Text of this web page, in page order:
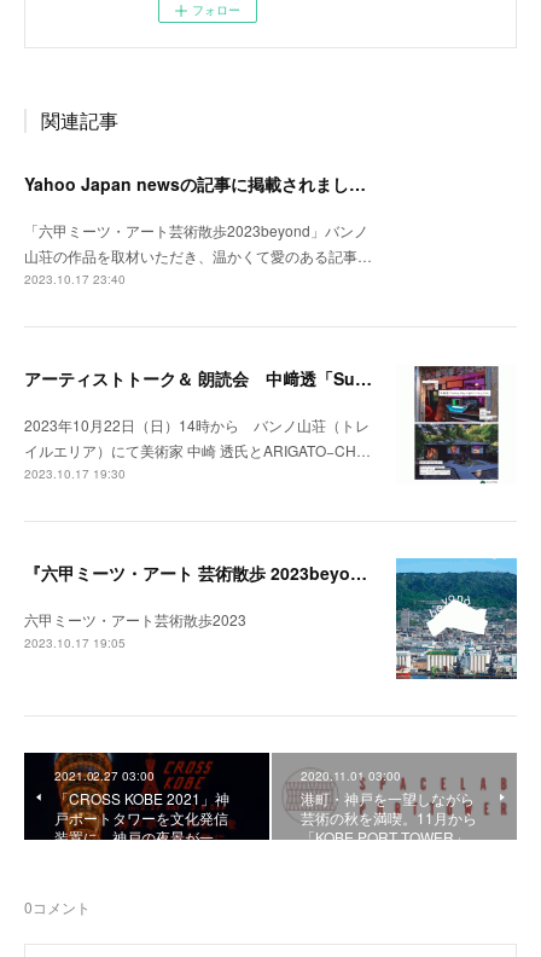
フォロー
関連記事
Yahoo Japan newsの記事に掲載されました。
「六甲ミーツ・アート芸術散歩2023beyond」バンノ
山荘の作品を取材いただき、温かくて愛のある記事…
2023.10.17 23:40
アーティストトーク＆ 朗読会 中﨑透「Sunny Day Light /ハルとテル」開催！
2023年10月22日（日）14時から バンノ山荘（トレ
イルエリア）にて美術家 中崎 透氏とARIGATO−CH…
2023.10.17 19:30
『六甲ミーツ・アート 芸術散歩 2023beyond』開催中。
六甲ミーツ・アート芸術散歩2023
2023.10.17 19:05
2021.02.27 03:00
「CROSS KOBE 2021」神
戸ポートタワーを文化発信
装置に。神戸の夜景が一…
2020.11.01 03:00
港町・神戸を一望しながら
芸術の秋を満喫。11月から
「KOBE PORT TOWER」…
0コメント